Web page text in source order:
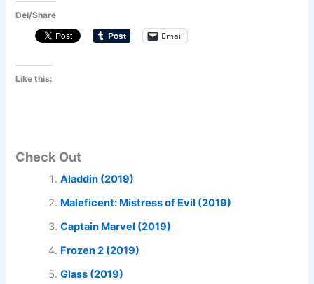
Del/Share
Email
Like this:
Check Out
Aladdin (2019)
Maleficent: Mistress of Evil (2019)
Captain Marvel (2019)
Frozen 2 (2019)
Glass (2019)